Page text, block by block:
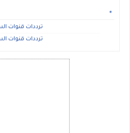
ترددات قنوات
ترددات قنوات